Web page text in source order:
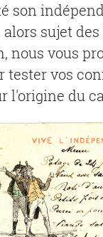
son
alors sujet
nous vous
tester vos
l'origine du